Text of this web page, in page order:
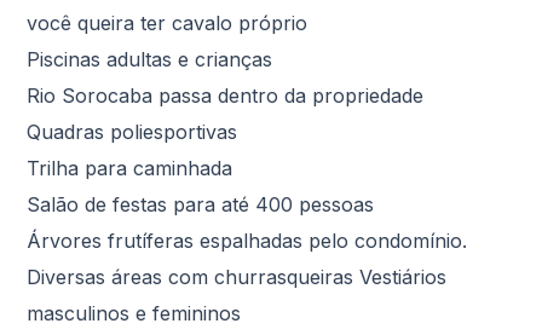
você queira ter cavalo próprio
Piscinas adultas e crianças
Rio Sorocaba passa dentro da propriedade
Quadras poliesportivas
Trilha para caminhada
Salão de festas para até 400 pessoas
Árvores frutíferas espalhadas pelo condomínio.
Diversas áreas com churrasqueiras Vestiários
masculinos e femininos